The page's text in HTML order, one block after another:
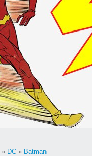
» DC » Batman